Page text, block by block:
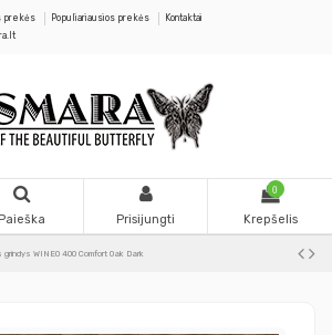
prekės Populiariausios prekės
Kontaktai
Paieška Prisijungti
0
Krepšelis
grindys WINEO 400 Comfort Oak Dark